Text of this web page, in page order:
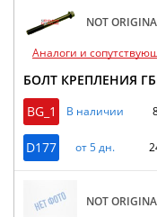
NOT
Аналоги и
БОЛТ КРЕПЛЕНИЯ
BG_1
В наличии
D177 от 5 дн.
NOT